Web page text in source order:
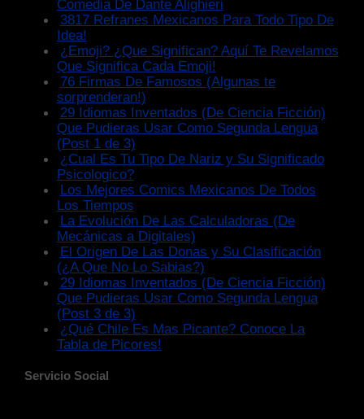
Comedia De Dante Alighieri
3817 Refranes Mexicanos Para Todo Tipo De
Idea!
¿Emoji? ¿Que Significan? Aquí Te Revelamos
Que Significa Cada Emoji!
76 Firmas De Famosos (Algunas te
sorprenderan!)
29 Idiomas Inventados (De Ciencia Ficción)
Que Pudieras Usar Como Segunda Lengua
(Post 1 de 3)
¿Cual Es Tu Tipo De Nariz y Su Significado
Psicologico?
Los Mejores Comics Mexicanos De Todos
Los Tiempos
La Evolución De Las Calculadoras (De
Mecánicas a Digitales)
El Origen De Las Donas y Su Clasificación
(¿A Que No Lo Sabias?)
29 Idiomas Inventados (De Ciencia Ficción)
Que Pudieras Usar Como Segunda Lengua
(Post 3 de 3)
¿Qué Chile Es Mas Picante? Conoce La
Tabla de Picores!
Servicio Social